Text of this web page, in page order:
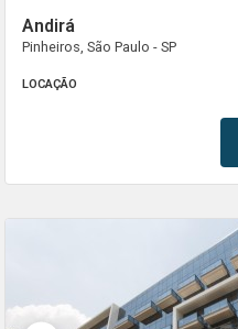
Andirá
Pinheiros, São Paulo - SP
LOCAÇÃO